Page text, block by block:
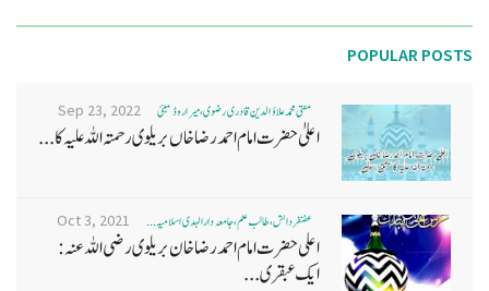
POPULAR POSTS
مفتی محمد علاؤ الدین قادری رضوی ، میرا روڈ ممبئی Sep 23, 2022
اعلیٰ حضرت امام احمد رضا خاں بر یلو ی رحمتہ اللہ علیہ کا...
غضنفر دانش، طالب علم، جامعہ دارالہدی اسلامیہ ... Oct 3, 2021
اعلی حضرت امام احمد رضا خان بریلوی رضی اللہ عنہ:
ایک عبقری...